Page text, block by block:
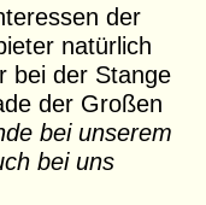
der
natürlich
bei der Stange
der Großen
bei unserem
bei uns